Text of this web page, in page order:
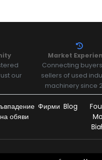
our
Market
Connecting
sellers of used
machinery since
на обяви
Фирми Blog